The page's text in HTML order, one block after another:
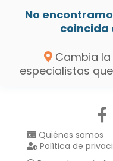
No
coincida
Cambia la
especialistas
Quiénes somos
Política de